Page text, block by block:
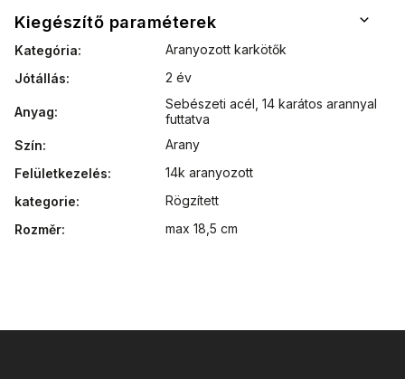
Kiegészítő paraméterek
Kategória:
Aranyozott karkötők
Jótállás: 2 év
Anyag:
Sebészeti acél 14 karátos arannyal
futtatva
Szín:
Arany
Felületkezelés:
14k aranyozott
kategorie:
Rögzített
Rozměr: max 18,5 cm